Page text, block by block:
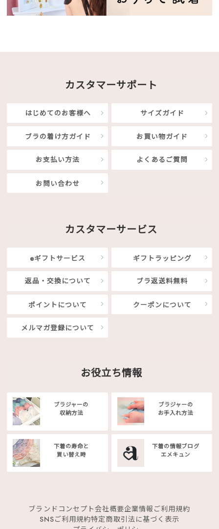
カスタマーサポート
はじめてのお客様へ サイズガイド
ブラの着け方ガイド お買い物ガイド
お支払い方法 よくあるご質問
お問い合わせ
カスタマーサービス
eギフトサービス ギフトラッピング
返品・交換について ブラ返送料無料
ポイントについて クーポンについて
メルマガ登録について
お役立ち情報
ブラジャーの
収納方法
ブラジャーの
お手入れ方法
下着の寿命と
買い替え時
下着の情報ブログ
エメキュン
ブランドコンセプト会社概要企業情報 ご利用規約
SNSご利用規約特定商取引法に基づく表示